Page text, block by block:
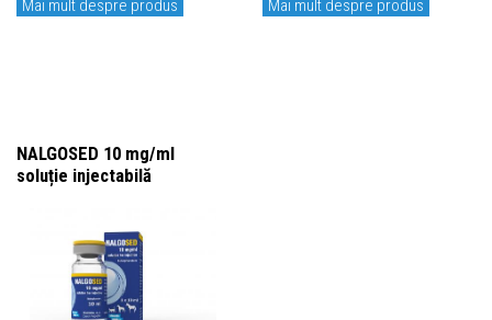
Mai mult despre produs Mai mult despre produs
NALGOSED 10 mg/ml
soluție injectabilă